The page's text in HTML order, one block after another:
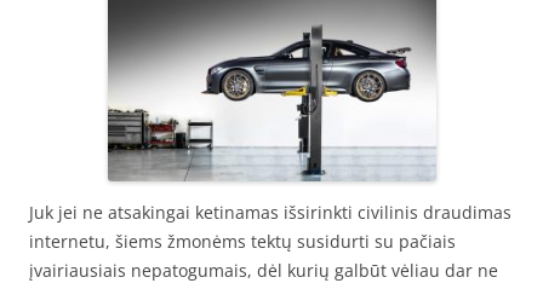
Juk jei ne atsakingai ketinamas išsirinkti civilinis draudimas
internetu, šiems žmonėms tektų susidurti su pačiais
įvairiausiais nepatogumais, dėl kurių galbūt vėliau dar ne